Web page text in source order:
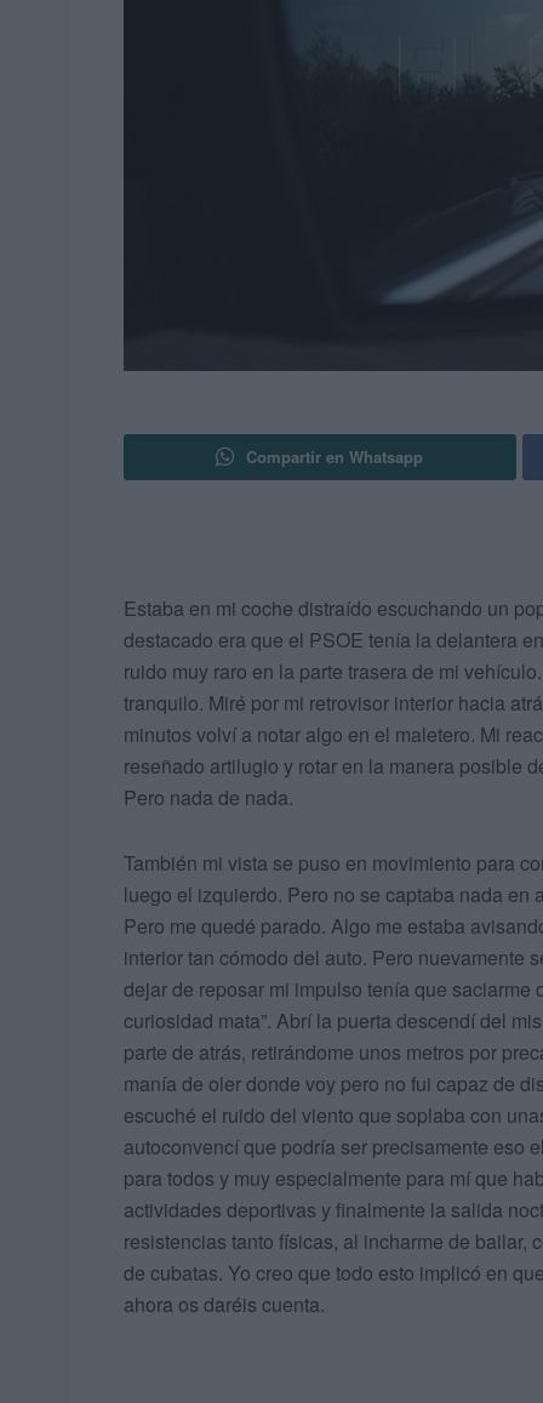
Compartir en Whatsapp
Estaba en mi coche distraído escuchando un
destacado era que el PSOE tenía la delantera
ruido muy raro en la parte trasera de mi
tranquilo. Miré por mi retrovisor interior hacia
minutos volví a notar algo en el maletero. Mi
reseñado artilugio y rotar en la manera posible
Pero nada de nada.
También mi vista se puso en movimiento para
luego el izquierdo. Pero no se captaba nada
Pero me quedé parado. Algo me estaba
interior tan cómodo del auto. Pero nuevamente
dejar de reposar mi impulso tenía que saciarme
curiosidad mata”. Abrí la puerta descendí del
parte de atrás, retirándome unos metros por
manía de oler donde voy pero no fui capaz de
escuché el ruido del viento que soplaba con
autoconvencí que podría ser precisamente eso
para todos y muy especialmente para mí que
actividades deportivas y finalmente la salida
resistencias tanto físicas, al incharme de bailar,
de cubatas. Yo creo que todo esto implicó en
ahora os daréis cuenta.